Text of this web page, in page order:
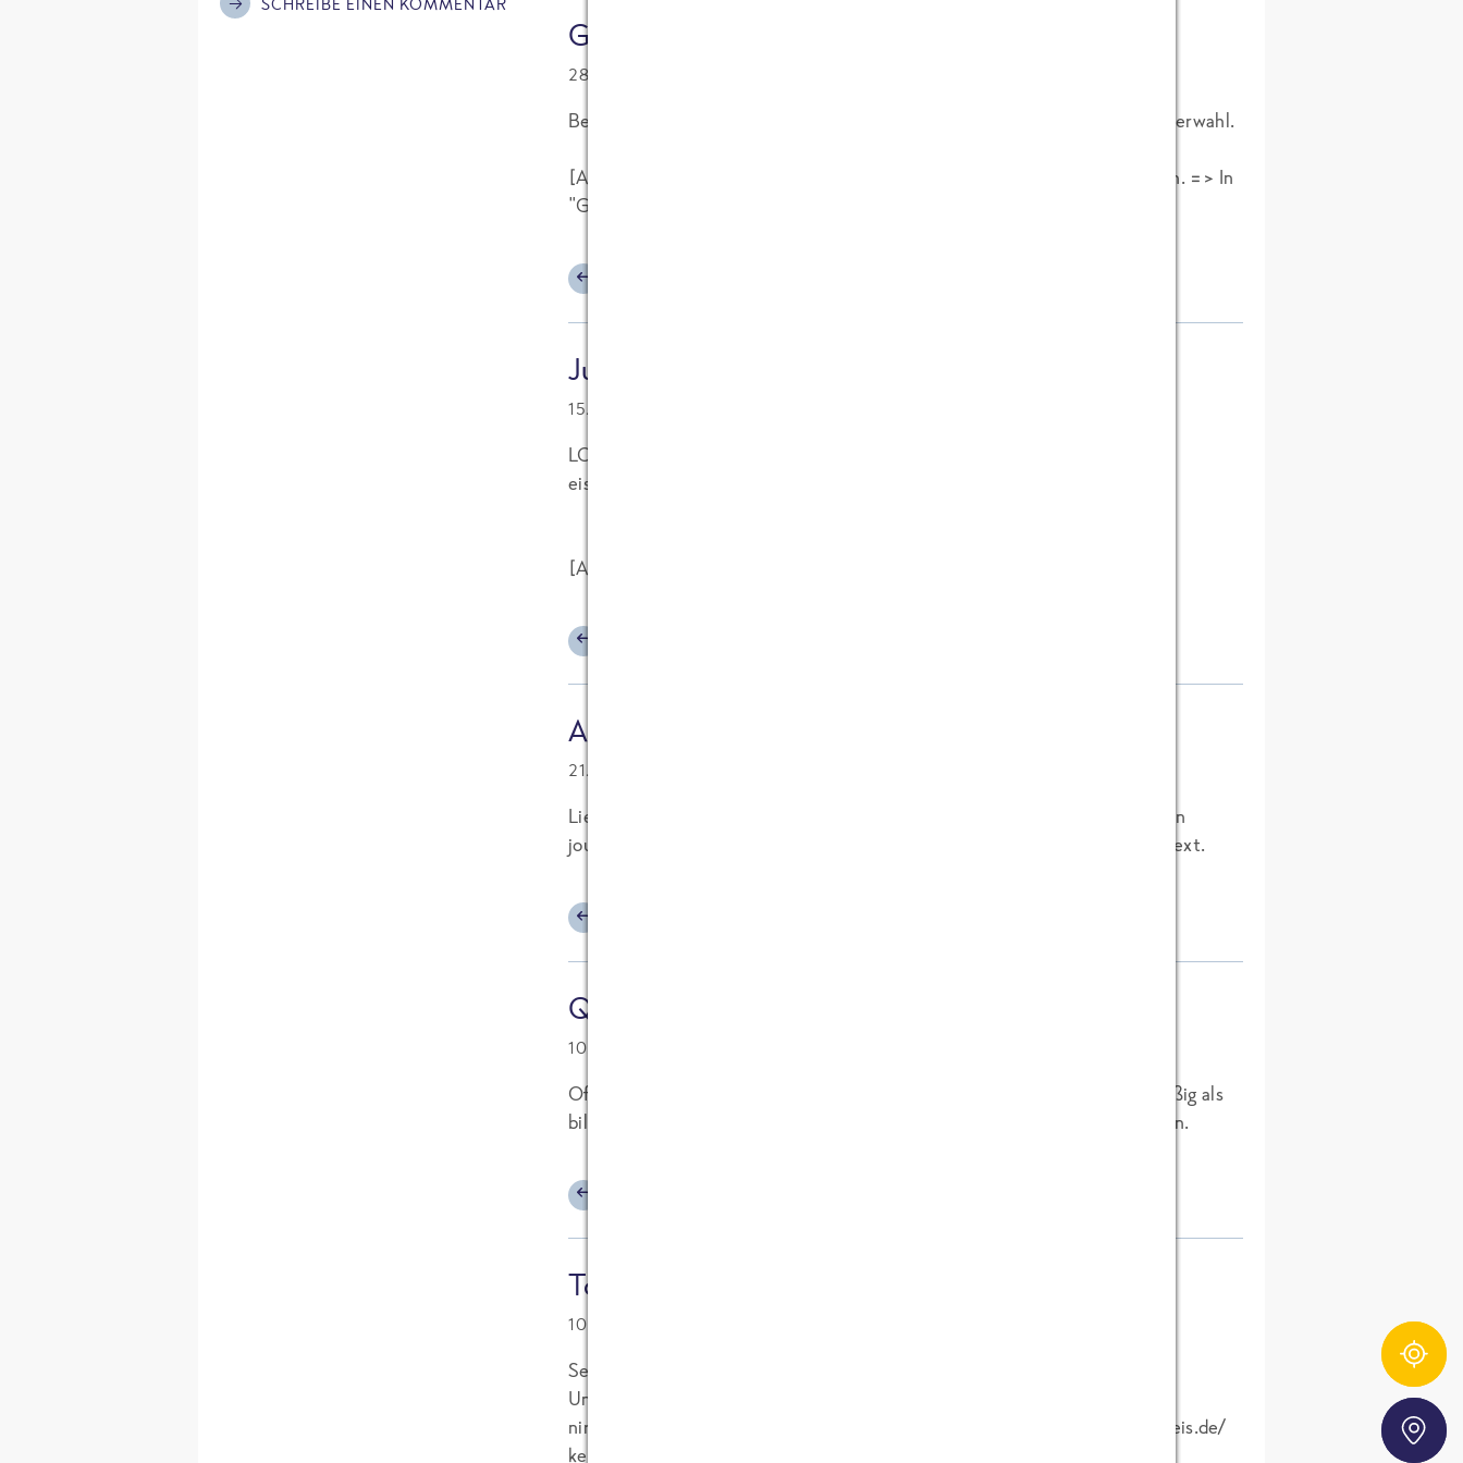
Gast
28.03.2011 at 13:06
Bei mir trifft es auf jedenfall zu mit meiner Lieblingseissorte und der Partnerwahl.
[Anmerkung Frank Ehlerding (FRoSTA): Bitte keine Suchwörter als Namen. => In
"Gast" geändert. Link gelöscht.]
Jung
15.03.2011 at 15:22
LOL was für ein Quark. Musste ich grade wieder dran denken am ersten
eiswarmen Tag in diesem Jahr. Bald gehts wieder los!
[Anmerkung Frank Ehlerding (FRoSTA): Werbeverknüpfung gelöscht.]
Andreas
21.06.2010 at 19:13
Liest sich für mich eher wie eine Boulevard-Wüste ohne ernstzunehmenden
journalistischen Hintergrund. Typischer Frauen -, und Jugendzeitschriftentext.
Qualle
10.06.2010 at 12:08
Offenbar dient der Unsinn schon
regelmäßig als
billiger Sommerlochfüller in diversen Boulevardzeitschriften und -zeitungen.
Torsten
10.06.2010 at 11:41
Seltsam übrigens, dass überall, wo man per Google Berichte über diese
Untersuchung findet, auf die Marken-Eishersteller verwiesen wird, aber
nirgendswo eine Pressemedlung verlinkt und auch auf http://www.markeneis.de/
keine zu finden ist.
Zutatentracker
Storefinder